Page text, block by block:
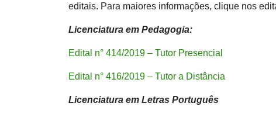
editais. Para maiores informações, clique nos
Licenciatura em Pedagogia:
Edital n° 414/2019 – Tutor Presencial
Edital n° 416/2019 – Tutor a Distância
Licenciatura em Letras Português